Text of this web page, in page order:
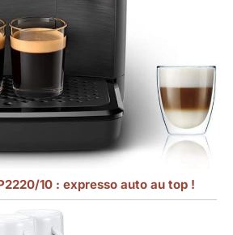
10 : expresso auto au top !